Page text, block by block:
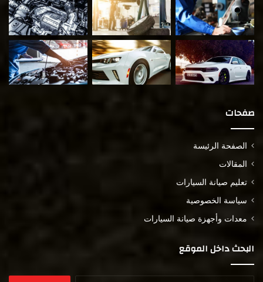
صفحات
الصفحة الرئيسة
المقالات
تعليم صيانة السيارات
سياسة الخصوصية
معدات وأجهزة صيانة السيارات
البحث داخل الموقع